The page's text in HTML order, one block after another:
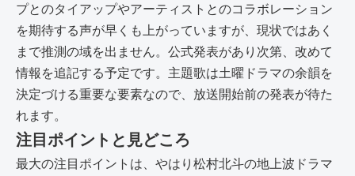
プとのタイアップやアーティストとのコラボレーション
を期待する声が早くも上がっていますが、現状ではあく
まで推測の域を出ません。公式発表があり次第、改めて
情報を追記する予定です。主題歌は土曜ドラマの余韻を
決定づける重要な要素なので、放送開始前の発表が待た
れます。
注目ポイントと見どころ
最大の注目ポイントは、やはり松村北斗の地上波ドラマ